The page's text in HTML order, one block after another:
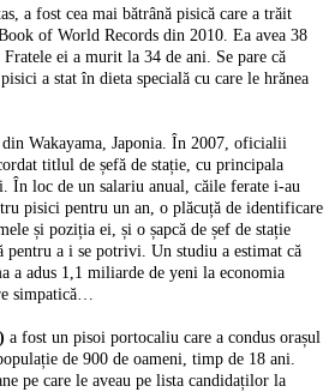
a fost cea mai bătrână pisică care a trăit
of World Records din 2010. Ea avea 38
ei a murit la 34 de ani. Se pare că
a stat în dieta specială cu care le hrănea
Wakayama, Japonia. În 2007, oficialii
titlul de șefă de stație, cu principala
În loc de un salariu anual, căile ferate i-au
pisici pentru un an, o plăcuță de identificare
și poziția ei, și o șapcă de șef de stație
pentru a i se potrivi. Un studiu a estimat că
adus 1,1 miliarde de yeni la economia
simpatică…
a fost un pisoi portocaliu care a condus orașul
de 900 de oameni, timp de 18 ani.
pe care le aveau pe lista candidaților la